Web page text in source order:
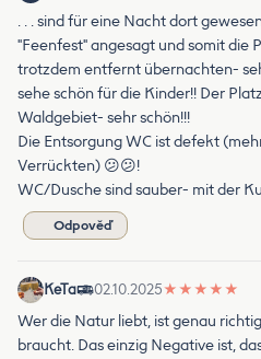
. . . sind für eine Nacht dort
"Feenfest" angesagt und somit die
trotzdem entfernt übernachten-
sehe schön für die Kinder!! Der
Waldgebiet- sehr schön!!!
Die Entsorgung WC ist defekt
Verrückten) 😕😕!
WC/Dusche sind sauber- mit der
Odpověď
KeTa 02.10.2025★ ★ ★ ★ ★
Wer die Natur liebt, ist genau
braucht. Das einzig Negative ist,